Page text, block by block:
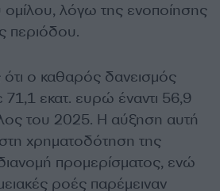
ομίλου, λόγω της ενοποίησης
περιόδου.
ότι ο καθαρός δανεισμός
εκατ. ευρώ έναντι 56,9
του 2025. Η αύξηση αυτή
χρηματοδότηση της
προμερίσματος, ενώ
ροές παρέμειναν